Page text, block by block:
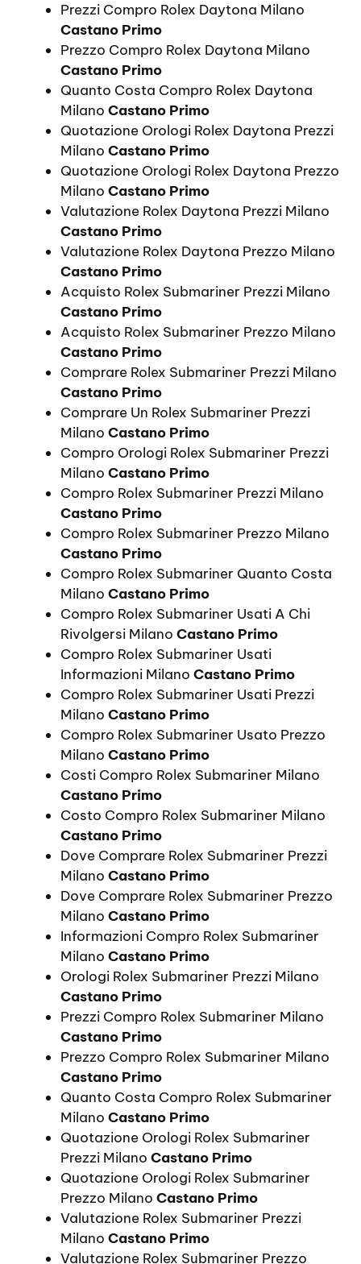
Prezzi Compro Rolex Daytona Milano
Castano Primo
Prezzo Compro Rolex Daytona Milano
Castano Primo
Quanto Costa Compro Rolex Daytona
Milano Castano Primo
Quotazione Orologi Rolex Daytona Prezzi
Milano Castano Primo
Quotazione Orologi Rolex Daytona Prezzo
Milano Castano Primo
Valutazione Rolex Daytona Prezzi Milano
Castano Primo
Valutazione Rolex Daytona Prezzo Milano
Castano Primo
Acquisto Rolex Submariner Prezzi Milano
Castano Primo
Acquisto Rolex Submariner Prezzo Milano
Castano Primo
Comprare Rolex Submariner Prezzi Milano
Castano Primo
Comprare Un Rolex Submariner Prezzi
Milano Castano Primo
Compro Orologi Rolex Submariner Prezzi
Milano Castano Primo
Compro Rolex Submariner Prezzi Milano
Castano Primo
Compro Rolex Submariner Prezzo Milano
Castano Primo
Compro Rolex Submariner Quanto Costa
Milano Castano Primo
Compro Rolex Submariner Usati A Chi
Rivolgersi Milano Castano Primo
Compro Rolex Submariner Usati
Informazioni Milano Castano Primo
Compro Rolex Submariner Usati Prezzi
Milano Castano Primo
Compro Rolex Submariner Usato Prezzo
Milano Castano Primo
Costi Compro Rolex Submariner Milano
Castano Primo
Costo Compro Rolex Submariner Milano
Castano Primo
Dove Comprare Rolex Submariner Prezzi
Milano Castano Primo
Dove Comprare Rolex Submariner Prezzo
Milano Castano Primo
Informazioni Compro Rolex Submariner
Milano Castano Primo
Orologi Rolex Submariner Prezzi Milano
Castano Primo
Prezzi Compro Rolex Submariner Milano
Castano Primo
Prezzo Compro Rolex Submariner Milano
Castano Primo
Quanto Costa Compro Rolex Submariner
Milano Castano Primo
Quotazione Orologi Rolex Submariner
Prezzi Milano Castano Primo
Quotazione Orologi Rolex Submariner
Prezzo Milano Castano Primo
Valutazione Rolex Submariner Prezzi
Milano Castano Primo
Valutazione Rolex Submariner Prezzo